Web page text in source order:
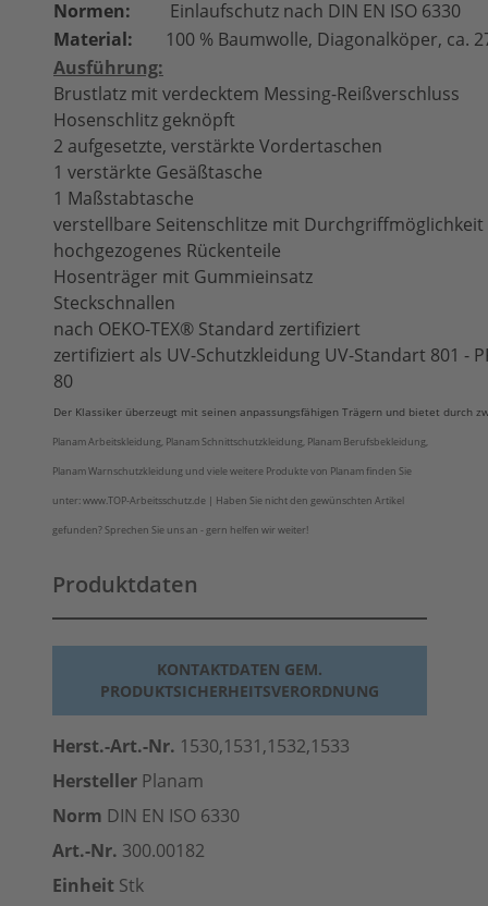
Normen:
Einlaufschutz nach DIN EN ISO 6330
Material:
100 % Baumwolle, Diagonalköper, ca.
Ausführung:
Brustlatz mit verdecktem Messing-Reißverschluss
Hosenschlitz geknöpft
2 aufgesetzte, verstärkte Vordertaschen
1 verstärkte Gesäßtasche
1 Maßstabtasche
verstellbare Seitenschlitze mit Durchgriffmöglichkeit
hochgezogenes Rückenteile
Hosenträger mit Gummieinsatz
Steckschnallen
nach OEKO-TEX® Standard zertifiziert
zertifiziert als UV-Schutzkleidung UV-Standart 801 -
80
Der Klassiker überzeugt mit seinen anpassungsfähigen Trägern und bietet durch
Planam Arbeitskleidung, Planam Schnittschutzkleidung, Planam Berufsbekleidung,
Planam Warnschutzkleidung und viele weitere Produkte von Planam finden Sie
unter: www.TOP-Arbeitsschutz.de | Haben Sie nicht den gewünschten Artikel
gefunden? Sprechen Sie uns an - gern helfen wir weiter!
Produktdaten
KONTAKTDATEN GEM.
PRODUKTSICHERHEITSVERORDNUNG
Herst.-Art.-Nr. 1530,1531,1532,1533
Hersteller Planam
Norm DIN EN ISO 6330
Art.-Nr. 300.00182
Einheit Stk